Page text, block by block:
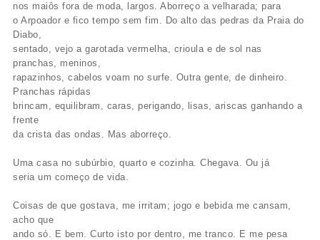
nos maiôs fora de moda, largos. Aborreço a velharada; para
o Arpoador e fico tempo sem fim. Do alto das pedras da Praia do
Diabo,
sentado, vejo a garotada vermelha, crioula e de sol nas
pranchas, meninos,
rapazinhos, cabelos voam no surfe. Outra gente, de dinheiro.
Pranchas rápidas
brincam, equilibram, caras, perigando, lisas, ariscas ganhando a
frente
da crista das ondas. Mas aborreço.
Uma casa no subúrbio, quarto e cozinha. Chegava. Ou já
seria um começo de vida.
Coisas de que gostava, me irritam; jogo e bebida me cansam,
acho que
ando só. E bem. Curto isto por dentro, me tranco. E me pesa